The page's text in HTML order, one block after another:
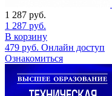
1 287 руб.
1 287 руб.
В корзину
479 руб. Онлайн доступ
Ознакомиться